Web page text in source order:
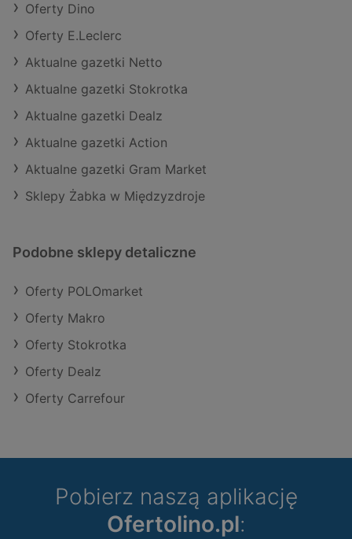
Oferty Dino
Oferty E.Leclerc
Aktualne gazetki Netto
Aktualne gazetki Stokrotka
Aktualne gazetki Dealz
Aktualne gazetki Action
Aktualne gazetki Gram Market
Sklepy Żabka w Międzyzdroje
Podobne sklepy detaliczne
Oferty POLOmarket
Oferty Makro
Oferty Stokrotka
Oferty Dealz
Oferty Carrefour
Pobierz naszą aplikację
Ofertolino.pl: